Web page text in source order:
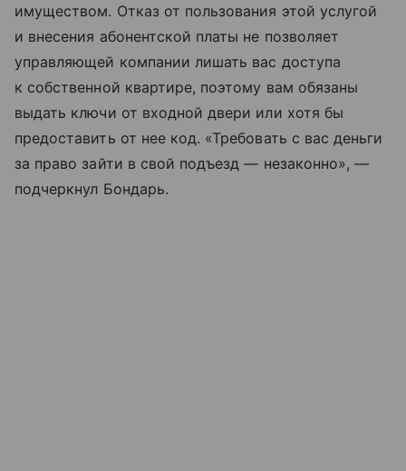
имуществом. Отказ от пользования этой услугой
и внесения абонентской платы не позволяет
управляющей компании лишать вас доступа
к собственной квартире, поэтому вам обязаны
выдать ключи от входной двери или хотя бы
предоставить от нее код. «Требовать с вас деньги
за право зайти в свой подъезд — незаконно», —
подчеркнул Бондарь.